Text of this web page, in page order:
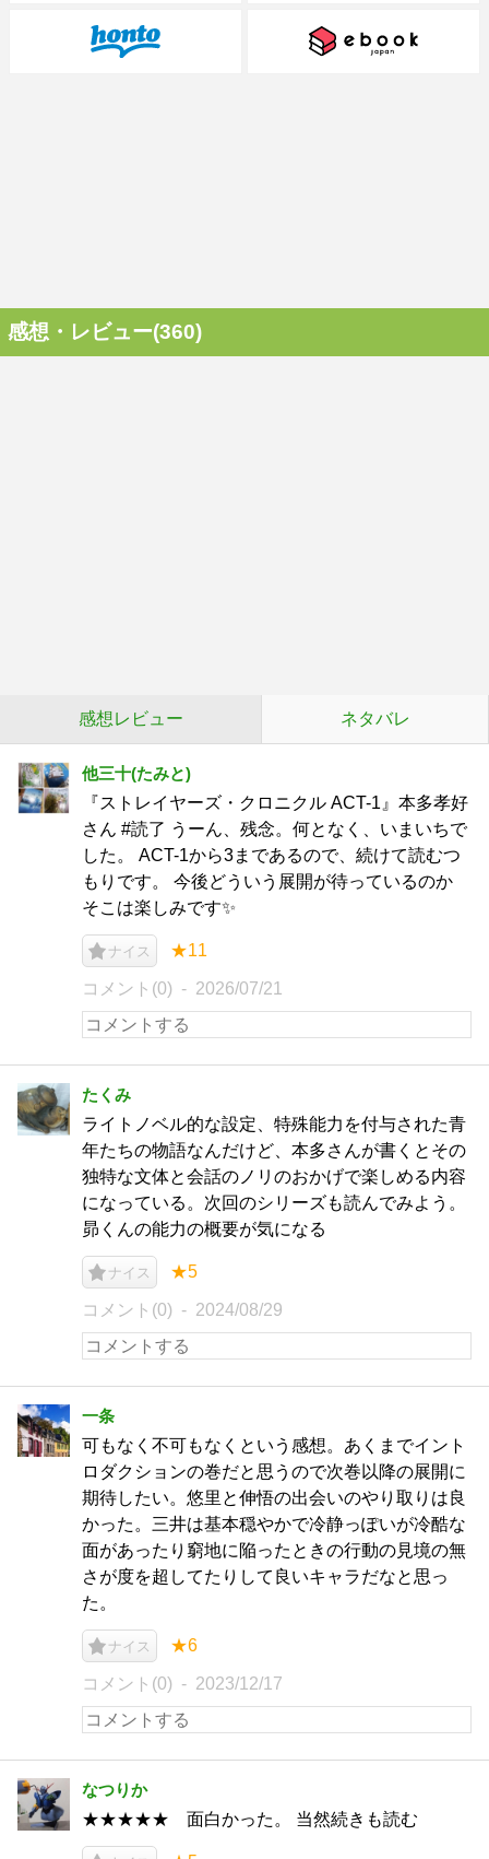
感想・レビュー(360)
感想レビュー ネタバレ
他三十(たみと)
『ストレイヤーズ・クロニクル ACT-1』本多孝好
さん #読了 うーん、残念。何となく、いまいちで
した。 ACT-1から3まであるので、続けて読むつ
もりです。 今後どういう展開が待っているのか
そこは楽しみです✨
ナイス ★11
コメント(0) 2026/07/21
たくみ
ライトノベル的な設定、特殊能力を付与された青
年たちの物語なんだけど、本多さんが書くとその
独特な文体と会話のノリのおかげで楽しめる内容
になっている。次回のシリーズも読んでみよう。
昴くんの能力の概要が気になる
ナイス ★5
コメント(0) 2024/08/29
一条
可もなく不可もなくという感想。あくまでイント
ロダクションの巻だと思うので次巻以降の展開に
期待したい。悠里と伸悟の出会いのやり取りは良
かった。三井は基本穏やかで冷静っぽいが冷酷な
面があったり窮地に陥ったときの行動の見境の無
さが度を超してたりして良いキャラだなと思っ
た。
ナイス ★6
コメント(0) 2023/12/17
なつりか
★★★★★ 面白かった。 当然続きも読む